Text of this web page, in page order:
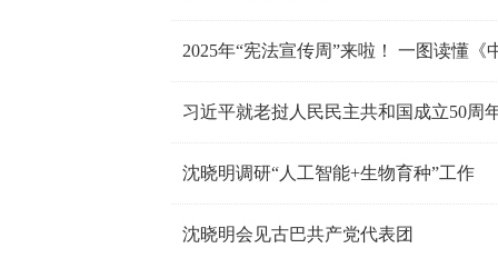
2025年“宪法宣传周”来啦！ 一图读懂《
沈晓明调研“人工智能+生物育种”工作
沈晓明会见古巴共产党代表团